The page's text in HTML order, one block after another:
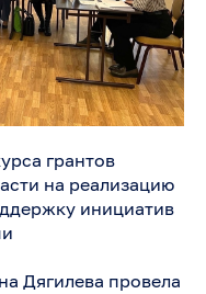
грантов
на реализацию
инициатив
Дягилева провела